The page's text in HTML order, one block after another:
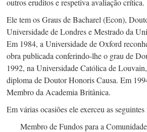
Ele tem os Graus de Bacharel (Econ),
Universidade de Londres e Mestrado da
Em 1984, a Universidade de Oxford
obra publicada conferindo-lheo grau de
1992, na Universidade Católica de
diploma de Doutor Honoris Causa. Em
Membro da Academia Britânica.
Em várias ocasiões ele exerceu as seguintes
Membro de Fundos para a